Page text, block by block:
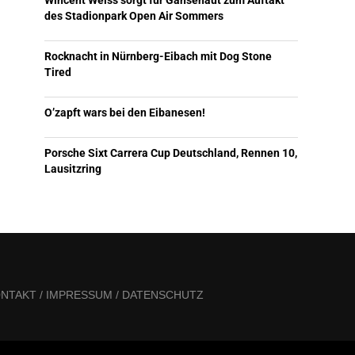
des Stadionpark Open Air Sommers
Rocknacht in Nürnberg-Eibach mit Dog Stone
Tired
O’zapft wars bei den Eibanesen!
Porsche Sixt Carrera Cup Deutschland, Rennen 10,
Lausitzring
/ IMPRESSUM / DATENSCHUTZ